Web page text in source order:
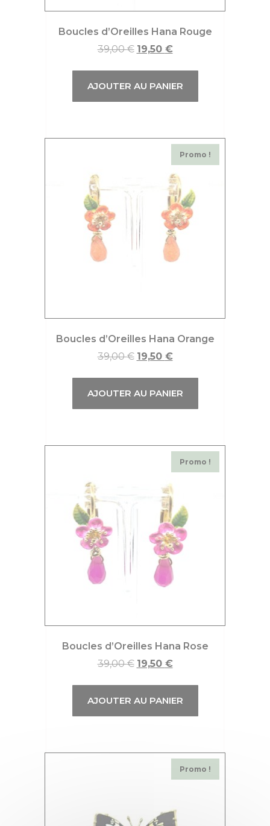
Boucles d’Oreilles Hana Rouge
39,00€ 19,50 €
AJOUTER AU PANIER
Promo !
Boucles d’Oreilles Hana Orange
39,00€ 19,50 €
AJOUTER AU PANIER
Promo !
Boucles d’Oreilles Hana Rose
39,00€ 19,50 €
AJOUTER AU PANIER
Promo !